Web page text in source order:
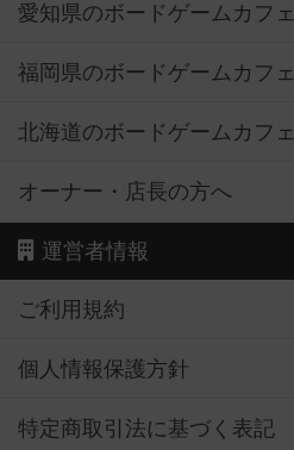
愛知県のボードゲームカフェ
福岡県のボードゲームカフェ
北海道のボードゲームカフェ
オーナー・店長の方へ
運営者情報
ご利用規約
個人情報保護方針
特定商取引法に基づく表記